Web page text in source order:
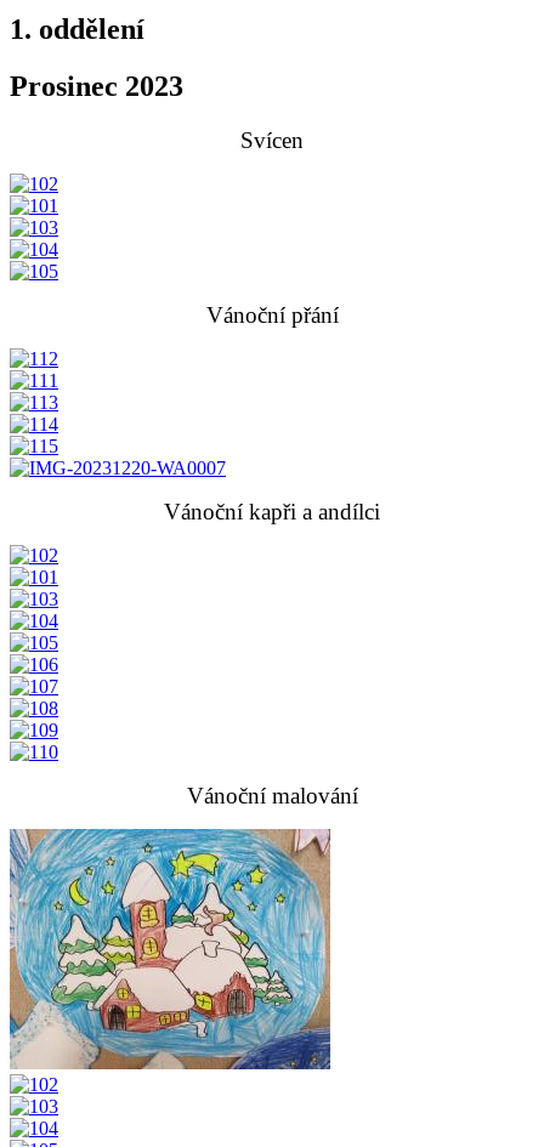
1. oddělení
Prosinec 2023
Svícen
Vánoční přání
Vánoční kapři a andílci
Vánoční malování